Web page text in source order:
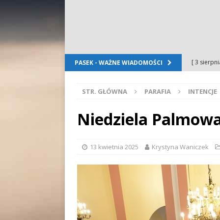
PASEK - WAŻNE WIADOMOŚCI [ 3
[ 2
[ 2
[ 2
[ 5
Folkloru
STR. GŁÓWNA PARAFIA INTENCJE
Niedziela
13 kwietnia 2025 Krystyna Waniczek